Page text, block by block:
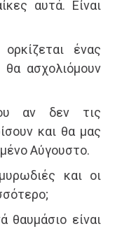
αυτά. Είναι
ένας
ασχολιόμουν
αν δεν τις
και θα μας
Αύγουστο.
και οι
θαυμάσιο είναι